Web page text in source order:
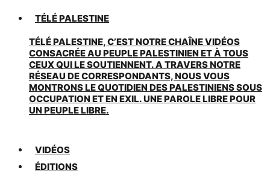
TÉLÉ PALESTINE
TÉLÉ PALESTINE, C’EST NOTRE CHAÎNE VIDÉOS
CONSACRÉE AU PEUPLE PALESTINIEN ET À TOUS
CEUX QUI LE SOUTIENNENT. A TRAVERS NOTRE
RÉSEAU DE CORRESPONDANTS, NOUS VOUS
MONTRONS LE QUOTIDIEN DES PALESTINIENS SOUS
OCCUPATION ET EN EXIL. UNE PAROLE LIBRE POUR
UN PEUPLE LIBRE.
VIDÉOS
ÉDITIONS